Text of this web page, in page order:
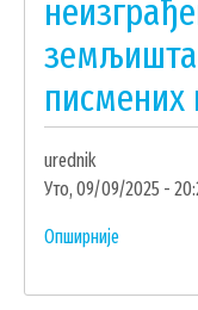
ПОСТАВИТЕ
отуђење
земљишта
понуда
писмених
urednik
Уто, 09/09/2025 -
Опширније
оглас